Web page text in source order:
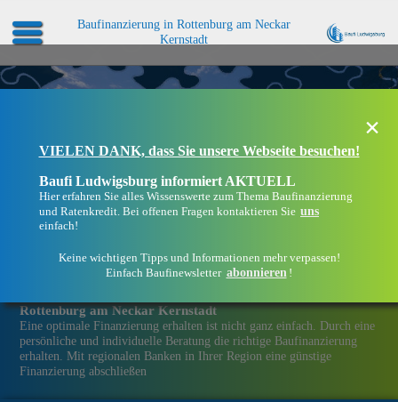
Baufinanzierung in Rottenburg am Neckar
Kernstadt
Rottenburg am Neckar Kernstadt
Eine optimale Finanzierung erhalten ist nicht ganz einfach. Durch eine
persönliche und individuelle Beratung die richtige Baufinanzierung
erhalten. Mit regionalen Banken in Ihrer Region eine günstige
Finanzierung abschließen
×
VIELEN DANK, dass Sie unsere Webseite besuchen!
Baufi Ludwigsburg informiert AKTUELL
Hier erfahren Sie alles Wissenswerte zum Thema Baufinanzierung
und Ratenkredit. Bei offenen Fragen kontaktieren Sie uns
einfach!
Keine wichtigen Tipps und Informationen mehr verpassen!
Einfach Baufinewsletter abonnieren !